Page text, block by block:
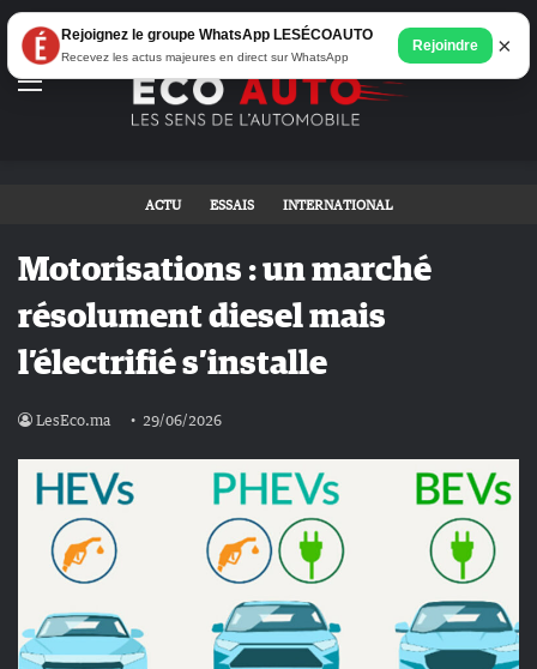
Menu
ACTU ESSAIS INTERNATIONAL
Motorisations : un marché
résolument diesel mais
l’électrifié s’installe
LesEco.ma 29/06/2026
Rejoignez le groupe WhatsApp LESÉCOAUTO
Recevez les actus majeures en direct sur WhatsApp
Rejoindre ×